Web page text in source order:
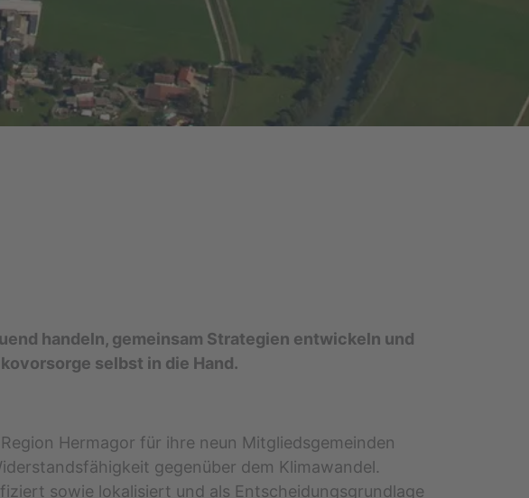
handeln, gemeinsam Strategien entwickeln und
selbst in die Hand.
Hermagor für ihre neun Mitgliedsgemeinden
gegenüber dem Klimawandel.
sowie lokalisiert und als Entscheidungsgrundlage